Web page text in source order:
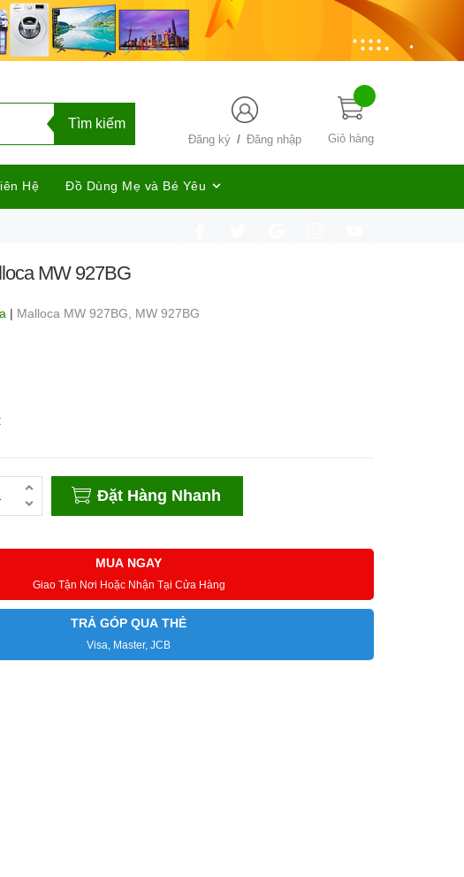
Giỏ hàng
Đăng ký / Đăng nhập
Tìm kiếm
Hệ Đồ Dùng Mẹ và Bé Yêu
MW 927BG
| Malloca MW 927BG, MW 927BG
Đặt Hàng Nhanh
MUA NGAY
Giao Tận Nơi Hoặc Nhận Tại Cửa Hàng
TRẢ GÓP QUA THẺ
Visa, Master, JCB